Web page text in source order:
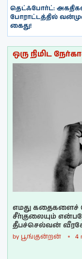
தெட்ஃபோர்ட்: அகதிகள்
போராட்டத்தில்
கைது!
ஒரு நிமிட
எமது
சீர்குலையும்
தீபச்செல்வன்
by பூங்குன்றன் 4